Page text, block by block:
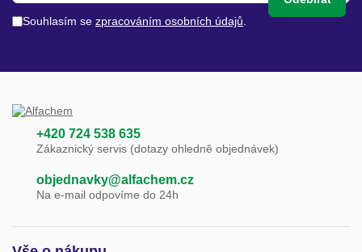
Souhlasím se zpracováním osobních údajů
+420 724 538 635
Zákaznický servis (dotazy ohledně objednávek)
objednavky@alfachem.cz
Na e-mail odpovíme do 24h